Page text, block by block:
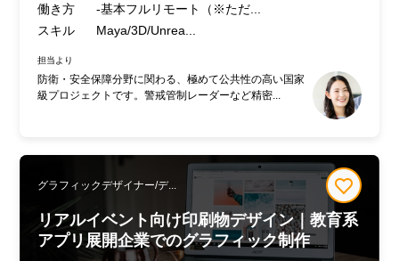
働き方
-基本フルリモート（※ただ...
スキル
Maya/3D/Unrea...
担当より
防衛・安全保障分野に関わる、極めて公共性の高い国家
級プロジェクトです。警戒管制レーダーなど精密...
グラフィックデザイナー/デ...
リアルイベント向け印刷物デザイン｜教育系
アプリ展開企業でのグラフィック制作